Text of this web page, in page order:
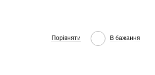
Порівняти В бажання